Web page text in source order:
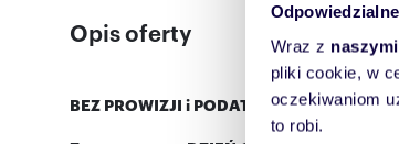
Wraz z
pliki cookie, w
oczekiwaniom
to robi.
Opis oferty
BEZ PROWIZJI i PODATKU PCC